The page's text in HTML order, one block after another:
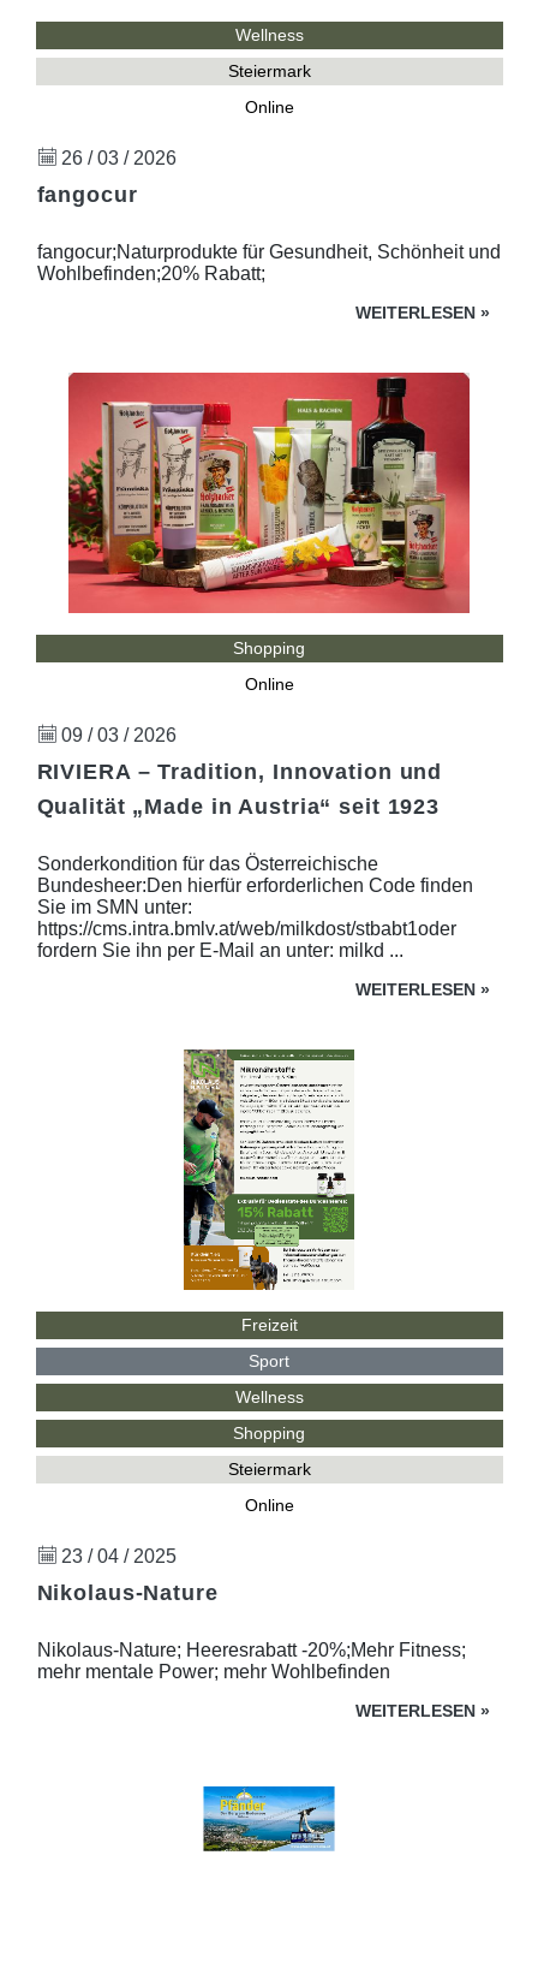
Wellness
Steiermark
Online
26 / 03 / 2026
fangocur
fangocur;Naturprodukte für Gesundheit, Schönheit und
Wohlbefinden;20% Rabatt;
WEITERLESEN »
Shopping
Online
09 / 03 / 2026
RIVIERA – Tradition, Innovation und
Qualität „Made in Austria“ seit 1923
Sonderkondition für das Österreichische
Bundesheer:Den hierfür erforderlichen Code finden
Sie im SMN unter:
https://cms.intra.bmlv.at/web/milkdost/stbabt1oder
fordern Sie ihn per E-Mail an unter: milkd ...
WEITERLESEN »
Freizeit
Sport
Wellness
Shopping
Steiermark
Online
23 / 04 / 2025
Nikolaus-Nature
Nikolaus-Nature; Heeresrabatt -20%;Mehr Fitness;
mehr mentale Power; mehr Wohlbefinden
WEITERLESEN »